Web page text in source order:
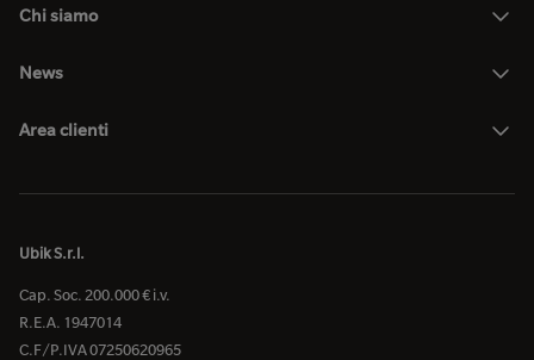
Chi siamo
News
Area clienti
Ubik S.r.l.
Cap. Soc. 200.000 € i.v.
R.E.A. 1947014
C.F/P.IVA 07250620965